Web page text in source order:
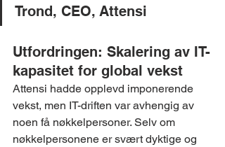
Trond, CEO, Attensi
Utfordringen: Skalering av IT-
kapasitet for global vekst
Attensi hadde opplevd imponerende
vekst, men IT-driften var avhengig av
noen få nøkkelpersoner. Selv om
nøkkelpersonene er svært dyktige og